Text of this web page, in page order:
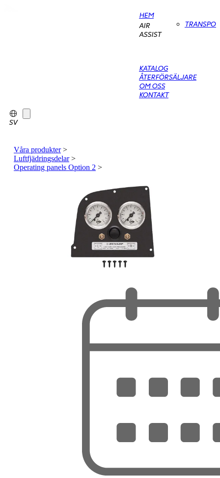
HEM
AIR
ASSIST
KATALOG
ÅTERFÖRSÄLJARE
OM OSS
KONTAKT
SV
Våra produkter>
Luftfjädringsdelar>
Operating panels Option 2 >